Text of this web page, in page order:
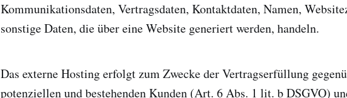
Kommunikationsdaten, Vertragsdaten, Kontaktdaten, Namen,
sonstige Daten, die über eine Website generiert werden, handeln.
Das externe Hosting erfolgt zum Zwecke der Vertragserfüllung
potenziellen und bestehenden Kunden (Art. 6 Abs. 1 lit. b DSGVO)